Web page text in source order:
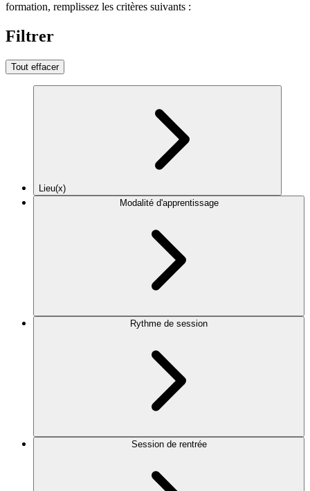
formation, remplissez les critères suivants :
Filtrer
Tout effacer
Lieu(x)
Modalité d'apprentissage
Rythme de session
Session de rentrée